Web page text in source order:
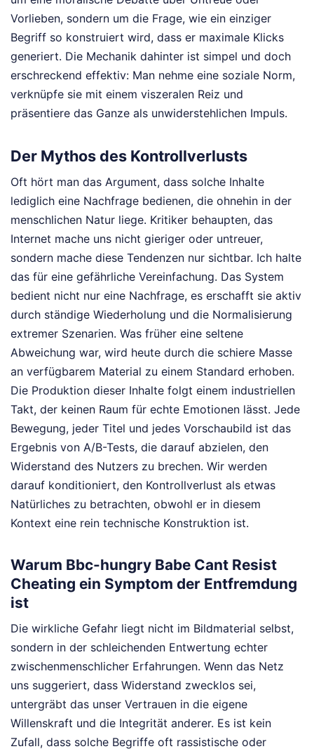
Vorlieben, sondern um die Frage, wie ein einziger
Begriff so konstruiert wird, dass er maximale Klicks
generiert. Die Mechanik dahinter ist simpel und doch
erschreckend effektiv: Man nehme eine soziale Norm,
verknüpfe sie mit einem viszeralen Reiz und
präsentiere das Ganze als unwiderstehlichen Impuls.
Der Mythos des Kontrollverlusts
Oft hört man das Argument, dass solche Inhalte
lediglich eine Nachfrage bedienen, die ohnehin in der
menschlichen Natur liege. Kritiker behaupten, das
Internet mache uns nicht gieriger oder untreuer,
sondern mache diese Tendenzen nur sichtbar. Ich halte
das für eine gefährliche Vereinfachung. Das System
bedient nicht nur eine Nachfrage, es erschafft sie aktiv
durch ständige Wiederholung und die Normalisierung
extremer Szenarien. Was früher eine seltene
Abweichung war, wird heute durch die schiere Masse
an verfügbarem Material zu einem Standard erhoben.
Die Produktion dieser Inhalte folgt einem industriellen
Takt, der keinen Raum für echte Emotionen lässt. Jede
Bewegung, jeder Titel und jedes Vorschaubild ist das
Ergebnis von A/B-Tests, die darauf abzielen, den
Widerstand des Nutzers zu brechen. Wir werden
darauf konditioniert, den Kontrollverlust als etwas
Natürliches zu betrachten, obwohl er in diesem
Kontext eine rein technische Konstruktion ist.
Warum Bbc-hungry Babe Cant Resist
Cheating ein Symptom der Entfremdung
ist
Die wirkliche Gefahr liegt nicht im Bildmaterial selbst,
sondern in der schleichenden Entwertung echter
zwischenmenschlicher Erfahrungen. Wenn das Netz
uns suggeriert, dass Widerstand zwecklos sei,
untergräbt das unser Vertrauen in die eigene
Willenskraft und die Integrität anderer. Es ist kein
Zufall, dass solche Begriffe oft rassistische oder